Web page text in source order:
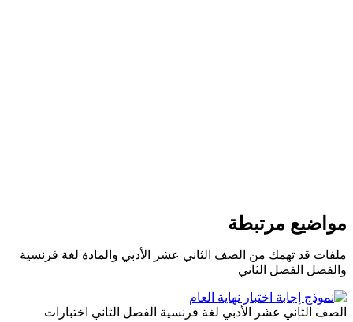
مرتبطة
قد تهمك من الصف الثاني عشر الأدبي والمادة لغة فرنسية
الفصل الثاني
الثاني عشر الأدبي لغة فرنسية الفصل الثاني اختبارات